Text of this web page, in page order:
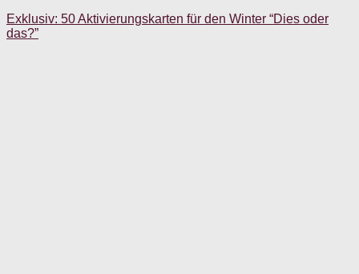
Exklusiv: 50 Aktivierungskarten für den Winter “Dies oder
das?”